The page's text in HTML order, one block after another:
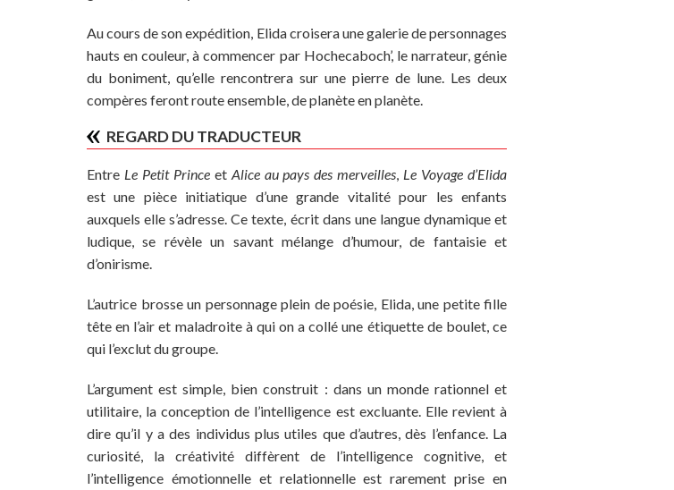
Au cours de son expédition, Elida croisera une galerie de personnages
hauts en couleur, à commencer par Hochecaboch’, le narrateur, génie
du boniment, qu’elle rencontrera sur une pierre de lune. Les deux
compères feront route ensemble, de planète en planète.
REGARD DU TRADUCTEUR
Entre Le Petit Princeet Alice au pays des merveilles, Le Voyage d’Elida
est une pièce initiatique d’une grande vitalité pour les enfants
auxquels elle s’adresse. Ce texte, écrit dans une langue dynamique et
ludique, se révèle un savant mélange d’humour, de fantaisie et
d’onirisme.
L’autrice brosse un personnage plein de poésie, Elida, une petite fille
tête en l’air et maladroite à qui on a collé une étiquette de boulet, ce
qui l’exclut du groupe.
L’argument est simple, bien construit : dans un monde rationnel et
utilitaire, la conception de l’intelligence est excluante. Elle revient à
dire qu’il y a des individus plus utiles que d’autres, dès l’enfance. La
curiosité, la créativité diffèrent de l’intelligence cognitive, et
l’intelligence émotionnelle et relationnelle est rarement prise en